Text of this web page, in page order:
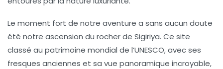
Le moment fort de notre aventure a sans aucun doute
été notre ascension du rocher de Sigiriya. Ce site
classé au patrimoine mondial de l’UNESCO, avec ses
fresques anciennes et sa vue panoramique incroyable,